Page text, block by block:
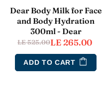
Dear Body Milk for Face
and Body Hydration
300ml - Dear
LE 525.00LE 265.00
ADD TO CART